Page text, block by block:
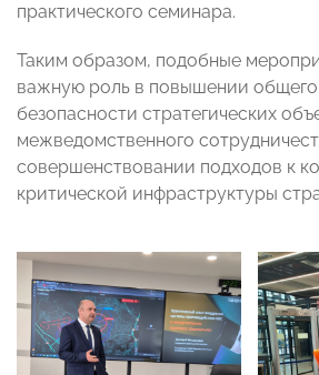
практического семинара.
Таким образом, подобные
важную роль в повышении общего
безопасности стратегических
межведомственного
совершенствовании подходов к
критической инфраструктуры